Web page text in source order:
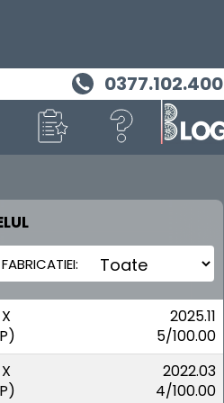
0377.102.400
2025.11
5/100.00
2022.03
4/100.00